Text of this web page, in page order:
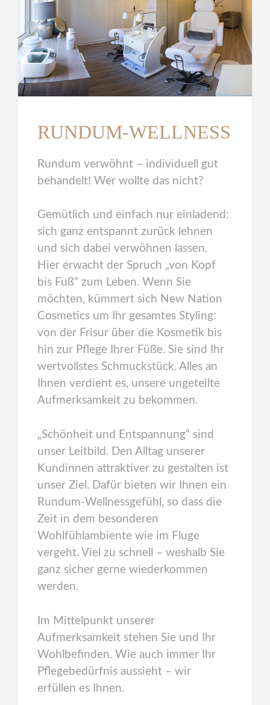
RUNDUM-WELLNESS
Rundum verwöhnt – individuell gut
behandelt! Wer wollte das nicht?
Gemütlich und einfach nur einladend:
sich ganz entspannt zurück lehnen
und sich dabei verwöhnen lassen.
Hier erwacht der Spruch „von Kopf
bis Fuß“ zum Leben. Wenn Sie
möchten, kümmert sich New Nation
Cosmetics um Ihr gesamtes Styling:
von der Frisur über die Kosmetik bis
hin zur Pflege Ihrer Füße. Sie sind Ihr
wertvollstes Schmuckstück. Alles an
Ihnen verdient es, unsere ungeteilte
Aufmerksamkeit zu bekommen.
„Schönheit und Entspannung“ sind
unser Leitbild. Den Alltag unserer
Kundinnen attraktiver zu gestalten ist
unser Ziel. Dafür bieten wir Ihnen ein
Rundum-Wellnessgefühl, so dass die
Zeit in dem besonderen
Wohlfühlambiente wie im Fluge
vergeht. Viel zu schnell – weshalb Sie
ganz sicher gerne wiederkommen
werden.
Im Mittelpunkt unserer
Aufmerksamkeit stehen Sie und Ihr
Wohlbefinden. Wie auch immer Ihr
Pflegebedürfnis aussieht – wir
erfüllen es Ihnen.